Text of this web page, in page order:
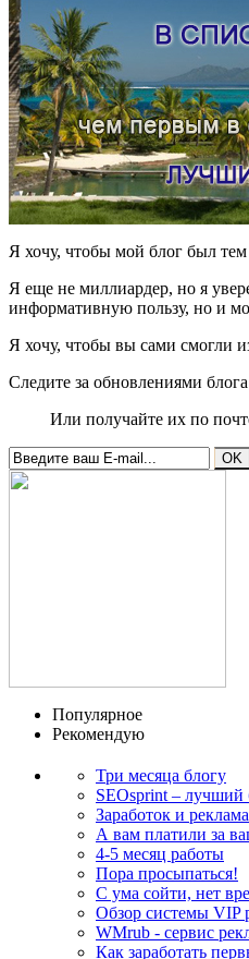
Я хочу, чтобы мой блог был тем
Я еще не миллиардер, но я
информативную пользу, но и
Я хочу, чтобы вы сами смогли
Следите за обновлениями блога
Или получайте их по
Популярное
Рекомендую
Три месяца блогу
SEOsprint – лучший
Заработок и
А вам платили за
4-5 месяц работы
Пора просыпаться!
С ума сойти, нет
Обзор системы VIP
WMrub - сервис
Как заработать